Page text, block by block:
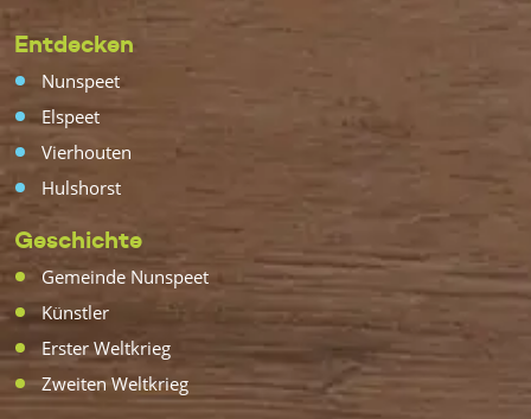
Entdecken
Nunspeet
Elspeet
Vierhouten
Hulshorst
Geschichte
Gemeinde Nunspeet
Künstler
Erster Weltkrieg
Zweiten Weltkrieg